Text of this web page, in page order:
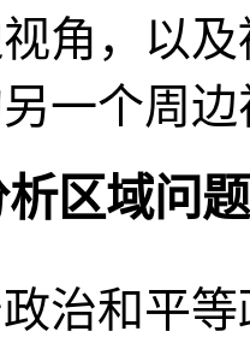
角，以
一个周
区域问题
治和平